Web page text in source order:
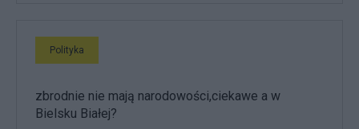
Polityka
zbrodnie nie mają narodowości,ciekawe a w
Bielsku Białej?